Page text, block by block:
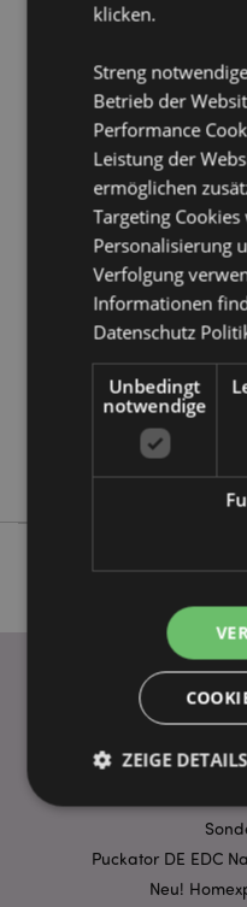
Möchten Sie mehr
erfahren?Dann
Produktattribute
Höhe 2cm
112
0.115000
Ja
Keine
Keine
Puckator DE EDC
Neu!
klicken.
Streng
Betrieb der
Performance
Leistung der
ermöglichen
Targeting
Personalisierung
Verfolgung
Informationen
Datenschutz
Unbedingt
notwendige
ZEIGE DETAILS
Unbedingt